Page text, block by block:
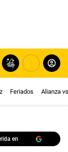
Feriados Alianza
en